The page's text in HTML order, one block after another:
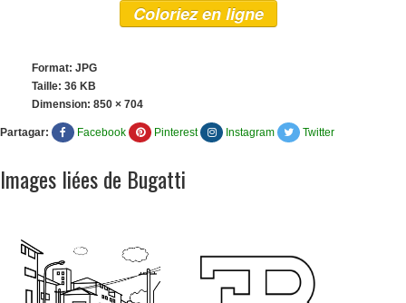
Coloriez en ligne
Format: JPG
Taille: 36 KB
Dimension: 850 × 704
Partagar: Facebook Pinterest Instagram Twitter
Images liées de Bugatti